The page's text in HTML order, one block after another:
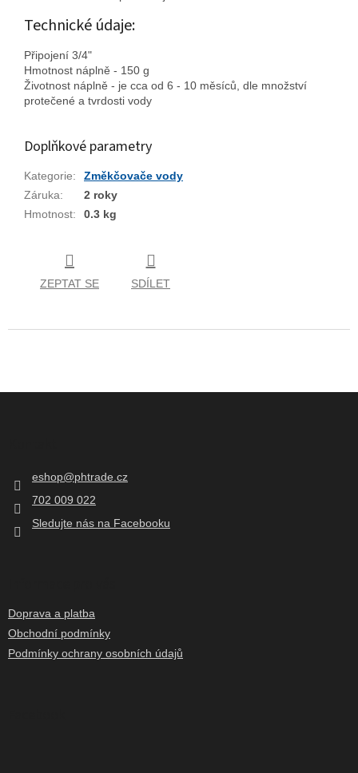
Technické údaje:
Připojení 3/4"
Hmotnost náplně - 150 g
Životnost náplně - je cca od 6 - 10 měsíců, dle množství
protečené a tvrdosti vody
Doplňkové parametry
Kategorie:
Změkčovače vody
Záruka:
2 roky
Hmotnost: 0.3 kg
ZEPTAT SE SDÍLET
eshop@phtrade.cz
702 009 022
Sledujte nás na Facebooku
Doprava a platba
Obchodní podmínky
Podmínky ochrany osobních údajů